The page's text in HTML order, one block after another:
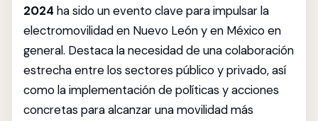
2024 ha sido un evento clave para impulsar la
electromovilidad en Nuevo León y en México en
general. Destaca la necesidad de una colaboración
estrecha entre los sectores público y privado, así
como la implementación de políticas y acciones
concretas para alcanzar una movilidad más